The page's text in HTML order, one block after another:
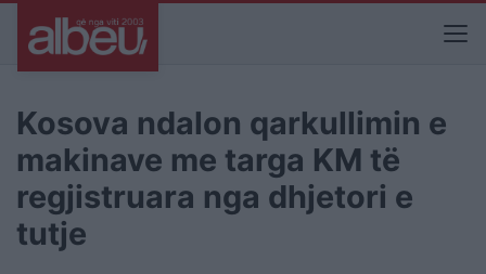
Kosova ndalon qarkullimin e
makinave me targa KM të
regjistruara nga dhjetori e
tutje